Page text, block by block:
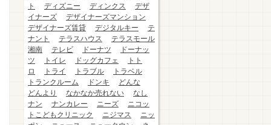
ト
ディズニー ディンクス
デザ
イナーズ
デザイナーズマンション
デザイナーズ賃貸
デジタルキー
テ
ナント
テラスハウス
テラスモール
湘南
テレビ ドーナツ
ドーナッ
ツ
トイレ ドッグカフェ
トト
ロ
トライ トラブル
トラベル
トランクルーム
ドンキ
どんな
どんより
なかなか売れない
なし
ナン
ナンカレー ニーズ
ニコッ
トこどもクリニック
ニジマス
ニッ